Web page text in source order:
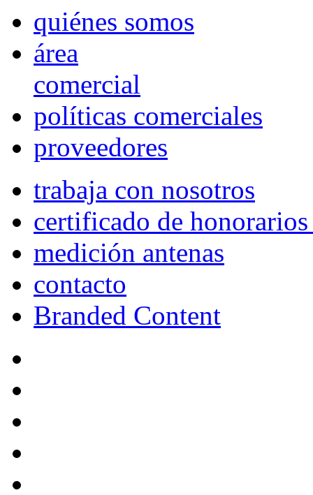
quiénes somos
área
comercial
políticas comerciales
proveedores
trabaja con nosotros
certificado de
medición antenas
contacto
Branded Content